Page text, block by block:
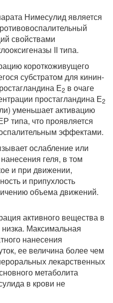
Нимесулид является
свойствами
II типа.
короткоживущего
субстратом для кинин-
Е2 в очаге
простагландина Е2
уменьшает активацию
типа, что проявляется
эффектами.
ослабление или
геля, в том
и при движении,
и припухлость
объема движений.
активного вещества в
Максимальная
нанесения
ее величина более чем
лекарственных
метаболита
в крови не